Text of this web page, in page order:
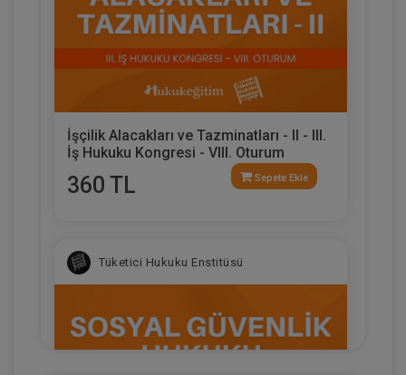
İşçilik Alacakları ve Tazminatları - II - III.
İş Hukuku Kongresi - VIII. Oturum
360 TL Sepete Ekle
Tüketici Hukuku Enstitüsü